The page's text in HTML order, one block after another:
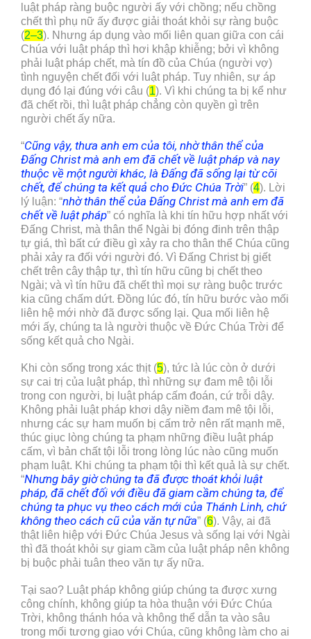
luật pháp ràng buộc người ấy với chồng; nếu chồng
chết thì phụ nữ ấy được giải thoát khỏi sự ràng buộc
(2–3). Nhưng áp dụng vào mối liên quan giữa con cái
Chúa với luật pháp thì hơi khập khiễng; bởi vì không
phải luật pháp chết, mà tín đồ của Chúa (người vợ)
tình nguyện chết đối với luật pháp. Tuy nhiên, sự áp
dụng đó lại đúng với câu (1). Vì khi chúng ta bị kể như
đã chết rồi, thì luật pháp chẳng còn quyền gì trên
người chết ấy nữa.
“Cũng vậy, thưa anh em của tôi, nhờ thân thể của
Đấng Christ mà anh em đã chết về luật pháp và nay
thuộc về một người khác, là Đấng đã sống lại từ cõi
chết, để chúng ta kết quả cho Đức Chúa Trời” (4). Lời
lý luận: “nhờ thân thể của Đấng Christ mà anh em đã
chết về luật pháp” có nghĩa là khi tín hữu hợp nhất với
Đấng Christ, mà thân thể Ngài bị đóng đinh trên thập
tự giá, thì bất cứ điều gì xảy ra cho thân thể Chúa cũng
phải xảy ra đối với người đó. Vì Đấng Christ bị giết
chết trên cây thập tự, thì tín hữu cũng bị chết theo
Ngài; và vì tín hữu đã chết thì mọi sự ràng buộc trước
kia cũng chấm dứt. Đồng lúc đó, tín hữu bước vào mối
liên hệ mới nhờ đã được sống lại. Qua mối liên hệ
mới ấy, chúng ta là người thuộc về Đức Chúa Trời để
sống kết quả cho Ngài.
Khi còn sống trong xác thịt (5), tức là lúc còn ở dưới
sự cai trị của luật pháp, thì những sự đam mê tội lỗi
trong con người, bị luật pháp cấm đoán, cứ trỗi dậy.
Không phải luật pháp khơi dậy niềm đam mê tội lỗi,
nhưng các sự ham muốn bị cấm trở nên rất mạnh mẽ,
thúc giục lòng chúng ta phạm những điều luật pháp
cấm, vì bản chất tội lỗi trong lòng lúc nào cũng muốn
phạm luật. Khi chúng ta phạm tội thì kết quả là sự chết.
“Nhưng bây giờ chúng ta đã được thoát khỏi luật
pháp, đã chết đối với điều đã giam cầm chúng ta, để
chúng ta phục vụ theo cách mới của Thánh Linh, chứ
không theo cách cũ của văn tự nữa” (6). Vậy, ai đã
thật liên hiệp với Đức Chúa Jesus và sống lại với Ngài
thì đã thoát khỏi sự giam cầm của luật pháp nên không
bị buộc phải tuân theo văn tự ấy nữa.
Tại sao? Luật pháp không giúp chúng ta được xưng
công chính, không giúp ta hòa thuận với Đức Chúa
Trời, không thánh hóa và không thể dẫn ta vào sâu
trong mối tương giao với Chúa, cũng không làm cho ai